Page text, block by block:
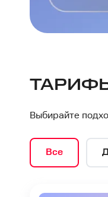
МТС
—
Выбирайте
Все